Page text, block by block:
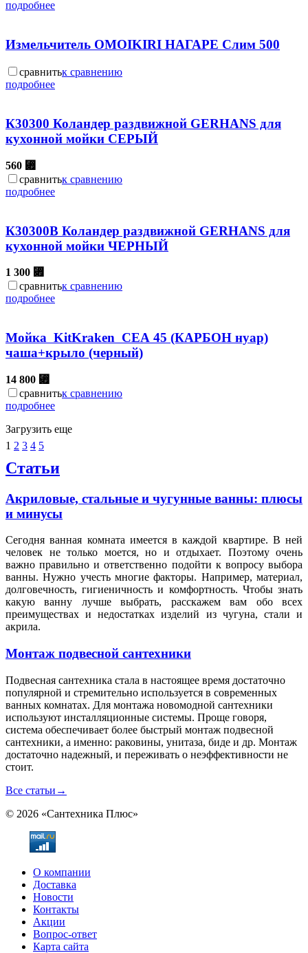
подробнее
Измельчитель OMOIKIRI НАГАРЕ Слим 500
сравнитьк сравнению
подробнее
К30300 Коландер раздвижной GERHANS для
кухонной мойки CЕРЫЙ
560 ⃏
сравнитьк сравнению
подробнее
К30300B Коландер раздвижной GERHANS для
кухонной мойки ЧЕРНЫЙ
1 300 ⃏
сравнитьк сравнению
подробнее
Мойка KitKraken СЕА 45 (КАРБОН нуар)
чаша+крыло (черный)
14 800 ⃏
сравнитьк сравнению
подробнее
Загрузить еще
1 2 3 4 5
Статьи
Акриловые, стальные и чугунные ванны: плюсы
и минусы
Сегодня ванная комната имеется в каждой квартире. В ней
человек не только моется, но и отдыхает. Поэтому очень
важно правильно и ответственно подойти к вопросу выбора
ванны. Нужно учесть многие факторы. Например, материал,
долговечность, гигиеничность и комфортность. Чтобы знать
какую ванну лучше выбрать, расскажем вам обо всех
преимуществах и недостатках изделий из чугуна, стали и
акрила.
Монтаж подвесной сантехники
Подвесная сантехника стала в настоящее время достаточно
популярной и стремительно используется в современных
ванных комнатах. Для монтажа новомодной сантехники
используют инсталляционные системы. Проще говоря,
система обеспечивает более быстрый монтаж подвесной
сантехники, а именно: раковины, унитаза, биде и др. Монтаж
достаточно надежный, и переживать о неэффективности не
стоит.
Все статьи →
© 2026 «Сантехника Плюс»
О компании
Доставка
Новости
Контакты
Акции
Вопрос-ответ
Карта сайта